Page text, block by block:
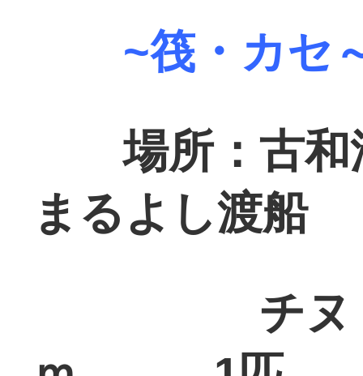
~筏・カセ
場所：古
まるよし渡船
チヌ